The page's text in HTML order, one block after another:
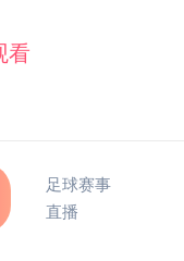
足球赛事
直播